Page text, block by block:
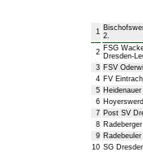
1 2.
2 FSG
Dresden-
3 FSV
4 FV
5 Heidenauer
6
7 Post SV
8
9
10 SG